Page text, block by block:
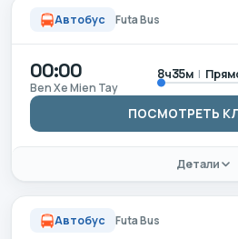
Автобус Futa Bus
00:00
Ben Xe Mien Tay
8ч35м |
ПОСМОТРЕТЬ
Детали
Автобус Futa Bus